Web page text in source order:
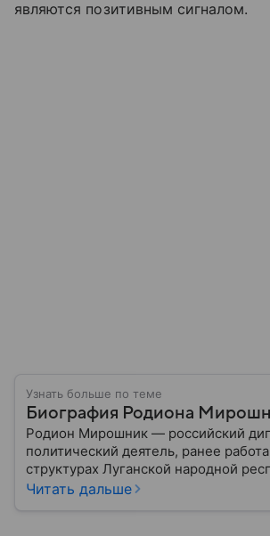
являются позитивным сигналом.
Узнать больше по теме
Биография Родиона
Родион Мирошник — российский
политический деятель, ранее
структурах Луганской народной
позже занявший пост посла МИД
Читать дальше